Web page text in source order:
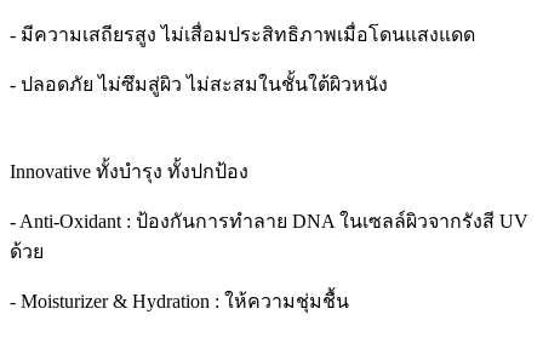
- มีความเสถียรสูง ไม่เสื่อมประสิทธิภาพเมื่อโดนแสงแดด
- ปลอดภัย ไม่ซึมสู่ผิว ไม่สะสมในชั้นใต้ผิวหนัง
Innovative ทั้งบำรุง ทั้งปกป้อง
- Anti-Oxidant : ป้องกันการทำลาย DNA ในเซลล์ผิวจากรังสี UV
ด้วย
- Moisturizer & Hydration : ให้ความชุ่มชื้น